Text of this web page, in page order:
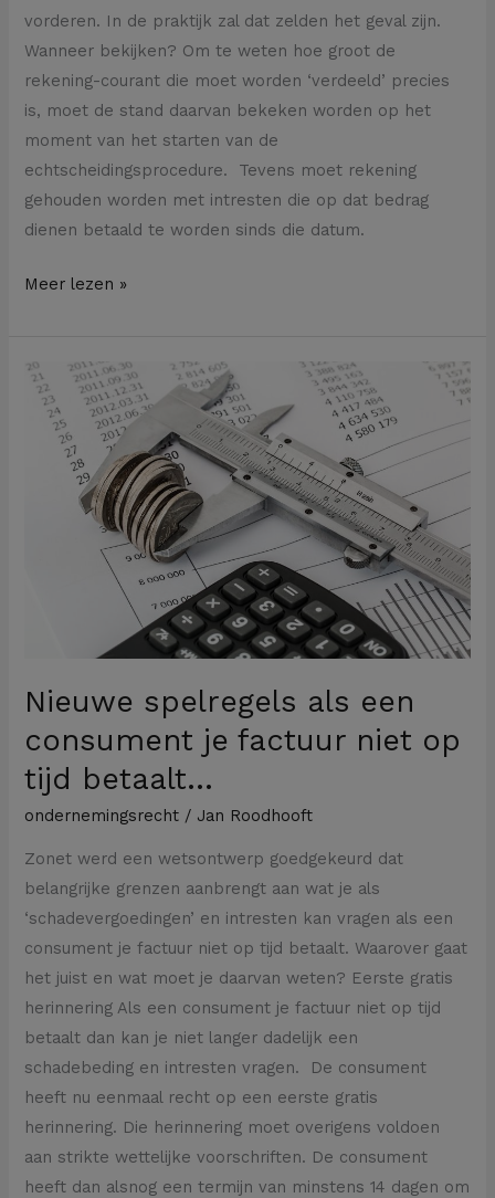
vorderen. In de praktijk zal dat zelden het geval zijn.
Wanneer bekijken? Om te weten hoe groot de
rekening-courant die moet worden ‘verdeeld’ precies
is, moet de stand daarvan bekeken worden op het
moment van het starten van de
echtscheidingsprocedure. Tevens moet rekening
gehouden worden met intresten die op dat bedrag
dienen betaald te worden sinds die datum.
Meer lezen »
Nieuwe spelregels als een
consument je factuur niet op
tijd betaalt…
ondernemingsrecht / Jan Roodhooft
Zonet werd een wetsontwerp goedgekeurd dat
belangrijke grenzen aanbrengt aan wat je als
‘schadevergoedingen’ en intresten kan vragen als een
consument je factuur niet op tijd betaalt. Waarover gaat
het juist en wat moet je daarvan weten? Eerste gratis
herinnering Als een consument je factuur niet op tijd
betaalt dan kan je niet langer dadelijk een
schadebeding en intresten vragen. De consument
heeft nu eenmaal recht op een eerste gratis
herinnering. Die herinnering moet overigens voldoen
aan strikte wettelijke voorschriften. De consument
heeft dan alsnog een termijn van minstens 14 dagen om
Nieuwe
spelregels
consument